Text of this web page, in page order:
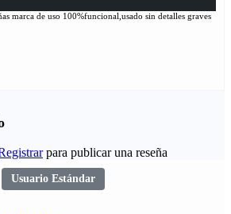
marca de uso 100%funcional,usado sin detalles graves
para publicar una reseña
Usuario Estándar